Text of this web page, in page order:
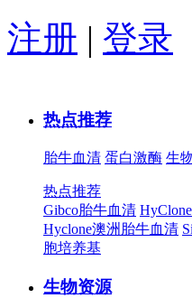
注册 | 登录
热点推荐
胎牛血清 蛋白激酶 生
热点推荐
Gibco胎牛血清
Hyclone澳洲胎牛血清
胞培养基
生物资源